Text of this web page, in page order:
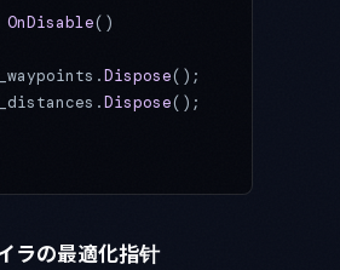
OnDisable()
Dispose();
Dispose();
ラの最適化指针